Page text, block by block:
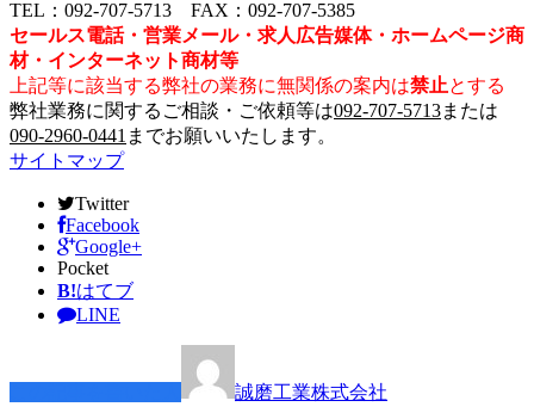
TEL：092-707-5713 FAX：092-707-5385
セールス電話・営業メール・求人広告媒体・ホームページ商
材・インターネット商材等
上記等に該当する弊社の業務に無関係の案内は禁止とする
弊社業務に関するご相談・ご依頼等は092-707-5713または
090-2960-0441 までお願いいたします。
サイトマップ
Twitter
Facebook
Google+
Pocket
B!はてブ
LINE
誠磨工業株式会社